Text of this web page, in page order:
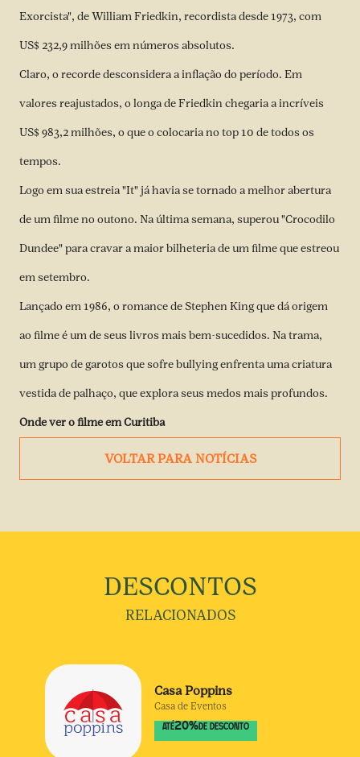
Exorcista", de William Friedkin, recordista desde 1973, com
US$ 232,9 milhões em números absolutos.
Claro, o recorde desconsidera a inflação do período. Em
valores reajustados, o longa de Friedkin chegaria a incríveis
US$ 983,2 milhões, o que o colocaria no top 10 de todos os
tempos.
Logo em sua estreia "It" já havia se tornado a melhor abertura
de um filme no outono. Na última semana, superou "Crocodilo
Dundee" para cravar a maior bilheteria de um filme que estreou
em setembro.
Lançado em 1986, o romance de Stephen King que dá origem
ao filme é um de seus livros mais bem-sucedidos. Na trama,
um grupo de garotos que sofre bullying enfrenta uma criatura
vestida de palhaço, que explora seus medos mais profundos.
Onde ver o filme em Curitiba
VOLTAR PARA NOTÍCIAS
DESCONTOS
RELACIONADOS
Casa Poppins
Casa de Eventos
ATÉ20% DE DESCONTO